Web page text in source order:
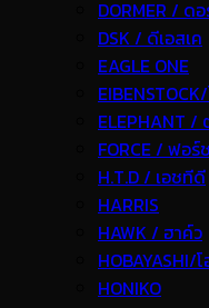
DORMER / ด
DSK / ดีเอสเค
EAGLE ONE
ELEPHANT /
FORCE / ฟอร์ช
H.T.D / เอชทีดี
HARRIS
HAWK / ฮาค์ว
HOBAYASHI/
HONIKO